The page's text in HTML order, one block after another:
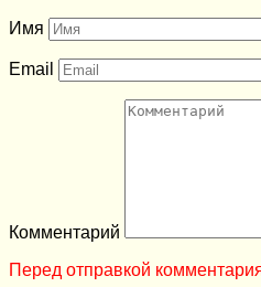
Имя
Email
Комментарий
Перед отправкой